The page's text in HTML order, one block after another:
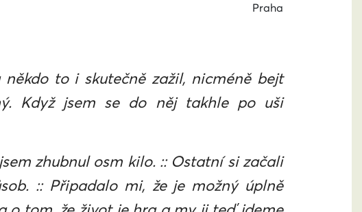
Praha
to i skutečně zažil, nicméně bejt
Když jsem se do něj takhle po uši
zhubnul osm kilo. :: Ostatní si začali
:: Připadalo mi, že je možný úplně